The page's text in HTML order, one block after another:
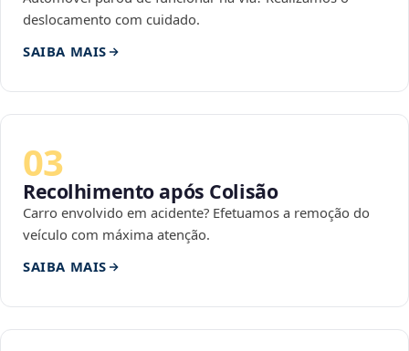
deslocamento com cuidado.
SAIBA MAIS
03
Recolhimento após Colisão
Carro envolvido em acidente? Efetuamos a remoção do
veículo com máxima atenção.
SAIBA MAIS